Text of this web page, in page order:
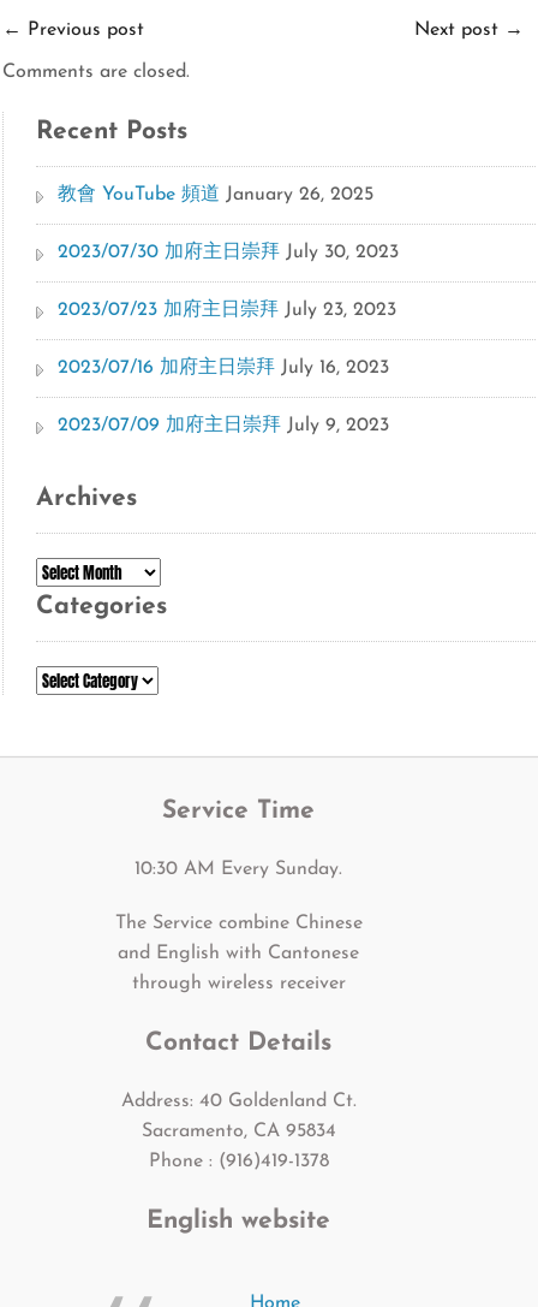
← Previous post Next post →
Comments are closed.
Recent Posts
教會 YouTube 頻道 January 26, 2025
2023/07/30 加府主日崇拜 July 30, 2023
2023/07/23 加府主日崇拜 July 23, 2023
2023/07/16 加府主日崇拜 July 16, 2023
2023/07/09 加府主日崇拜 July 9, 2023
Archives
Archives
Categories
Categories
Service Time
10:30 AM Every Sunday.
The Service combine Chinese
and English with Cantonese
through wireless receiver
Contact Details
Address: 40 Goldenland Ct.
Sacramento, CA 95834
Phone : (916)419-1378
English website
Home